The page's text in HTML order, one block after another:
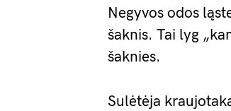
Negyvos odos
šaknis. Tai lyg
šaknies.
Sulėtėja